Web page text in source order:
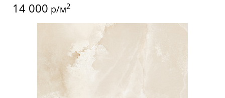
14 000 р/м2